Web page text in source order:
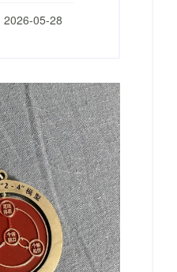
2026-05-28